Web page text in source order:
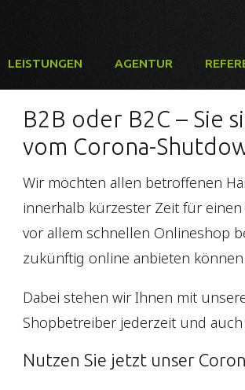
LEISTUNGEN AGENTUR
B2B oder B2C – Sie
vom Corona-
Wir möchten allen betroffenen
innerhalb kürzester Zeit für
vor allem schnellen Onlineshop
zukünftig online anbieten können.
Dabei stehen wir Ihnen mit
Shopbetreiber jederzeit und
Nutzen Sie jetzt unser